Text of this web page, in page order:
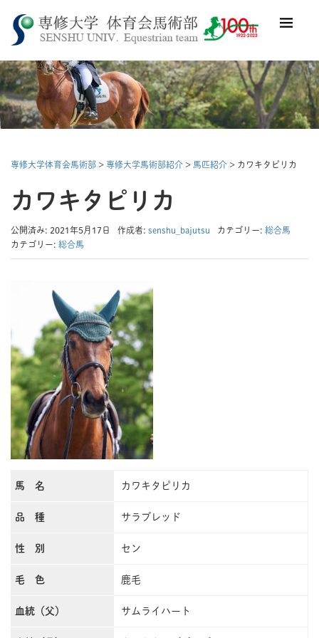
専修大学体育会馬術部 > 専修大学馬術部紹介 > 馬匹紹介 > カワキタピリカ
カワキタピリカ
公開済み: 2021年5月17日 作成者: senshu_bajutsu カテゴリー: 総合馬
カテゴリー: 総合馬
馬 名 カワキタピリカ
品 種 サラブレッド
性 別 セン
毛 色 鹿毛
血統（父） サムライハート